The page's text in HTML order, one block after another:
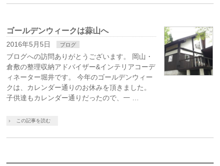
ゴールデンウィークは蒜山へ
2016年5月5日 ブログ
ブログへの訪問ありがとうございます。 岡山・
倉敷の整理収納アドバイザー&インテリアコーデ
ィネーター堀井です。 今年のゴールデンウィー
クは、カレンダー通りのお休みを頂きました。
子供達もカレンダー通りだったので、一 …
この記事を読む